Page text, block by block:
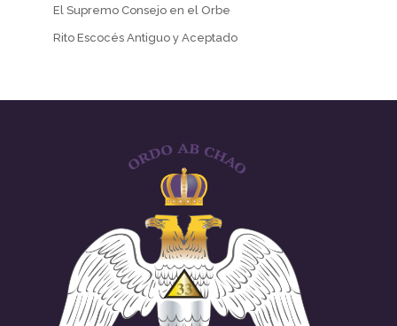
El Supremo Consejo en el Orbe
Rito Escocés Antiguo y Aceptado